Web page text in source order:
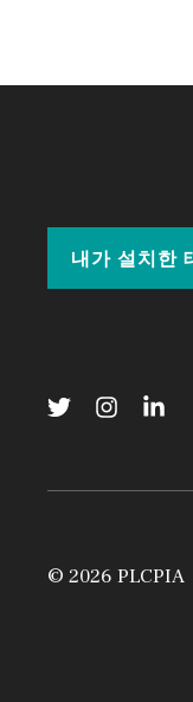
내가 설치한
© 2026 PLCPIA